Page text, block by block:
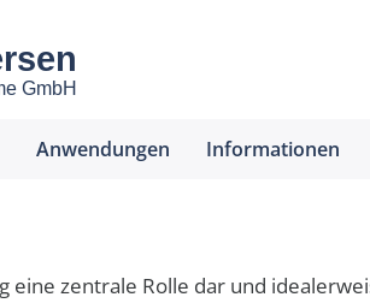
GmbH
Anwendungen Informationen
zentrale Rolle dar und